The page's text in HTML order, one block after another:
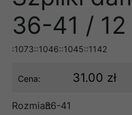
36-41 /
:1073::1046::1045::1142
Cena: 31.00 zł
Rozmiar:36-41